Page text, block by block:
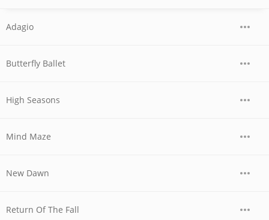
Adagio
Butterfly Ballet
High Seasons
Mind Maze
New Dawn
Return Of The Fall